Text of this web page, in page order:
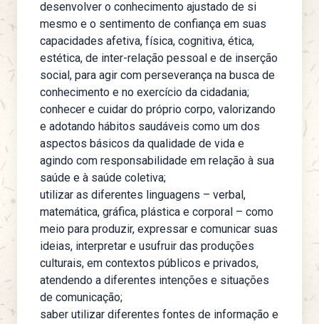
desenvolver o conhecimento ajustado de si
mesmo e o sentimento de confiança em suas
capacidades afetiva, física, cognitiva, ética,
estética, de inter-relação pessoal e de inserção
social, para agir com perseverança na busca de
conhecimento e no exercício da cidadania;
conhecer e cuidar do próprio corpo, valorizando
e adotando hábitos saudáveis como um dos
aspectos básicos da qualidade de vida e
agindo com responsabilidade em relação à sua
saúde e à saúde coletiva;
utilizar as diferentes linguagens – verbal,
matemática, gráfica, plástica e corporal – como
meio para produzir, expressar e comunicar suas
ideias, interpretar e usufruir das produções
culturais, em contextos públicos e privados,
atendendo a diferentes intenções e situações
de comunicação;
saber utilizar diferentes fontes de informação e